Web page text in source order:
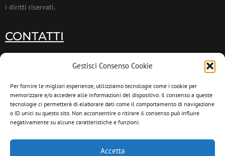
Gestisci Consenso Cookie
Per fornire le migliori esperienze, utilizziamo tecnologie come i cookie per
memorizzare e/o accedere alle informazioni del dispositivo. Il consenso a queste
tecnologie ci permetterà di elaborare dati come il comportamento di navigazione
o ID unici su questo sito. Non acconsentire o ritirare il consenso può influire
negativamente su alcune caratteristiche e funzioni.
Accetta
i diritti riservati.
CONTATTI
011 9953173
011 9953174
info@donaconamore.it
INFORMATIVA PRIVACY